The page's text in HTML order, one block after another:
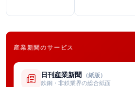
産業新聞のサービス
日刊産業新聞 （紙版）
鉄鋼・非鉄業界の総合紙面